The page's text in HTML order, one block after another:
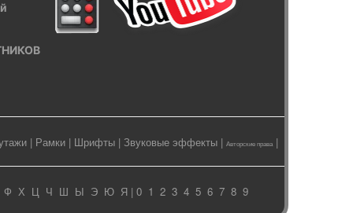
| Рамки | Шрифты | Звуковые эффекты | Авторские права |
Ф Х Ц Ч Ш Ы Э Ю Я| 0 1 2 3 4 5 67 89